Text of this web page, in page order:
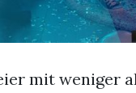
mit weniger